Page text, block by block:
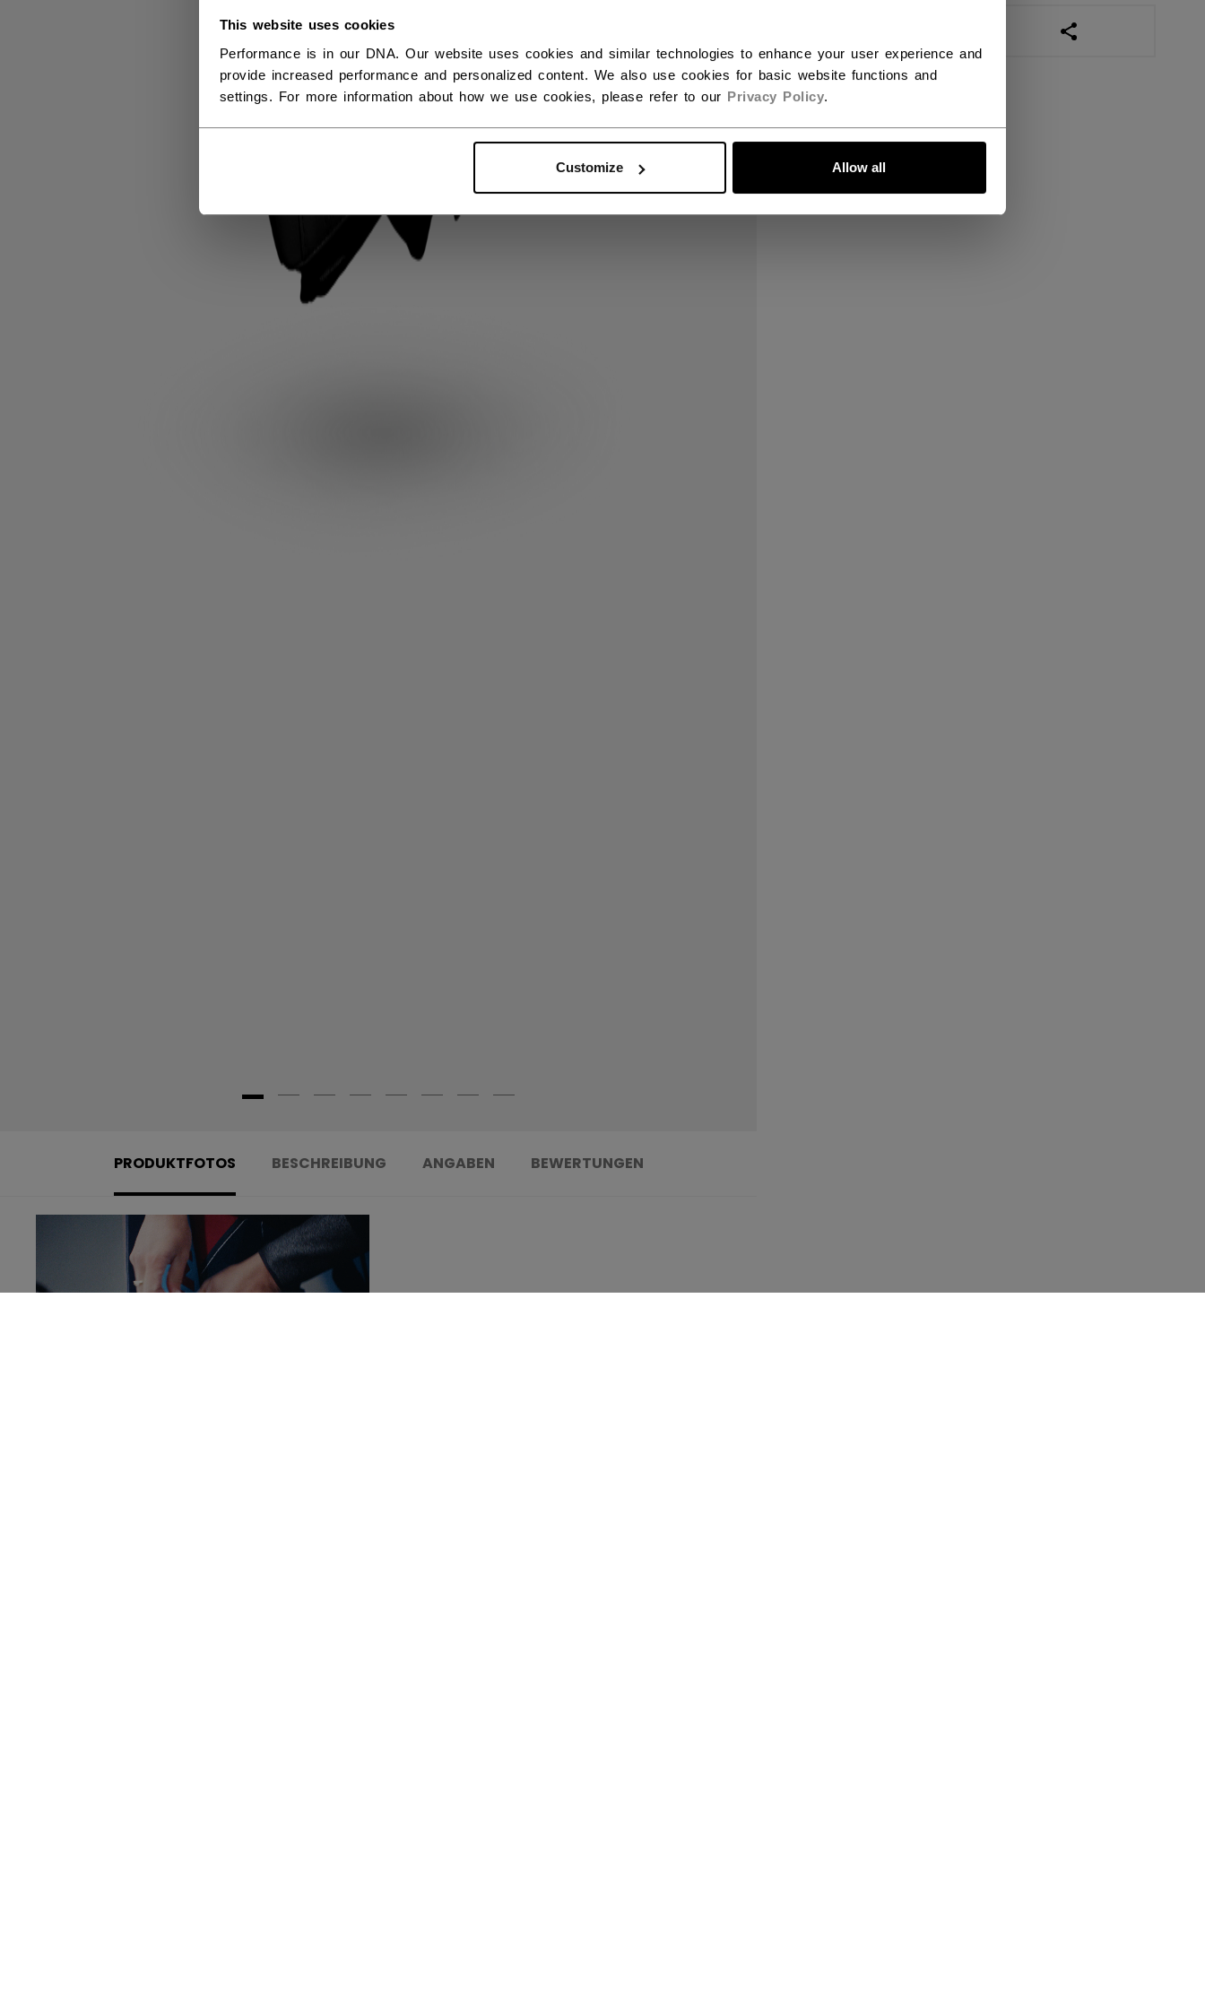
This website uses cookies
Performance is in our DNA. Our website uses cookies and similar technologies to enhance your user experience and
provide increased performance and personalized content. We also use cookies for basic website functions and
settings. For more information about how we use cookies, please refer to our Privacy Policy.
Customize Allow all
LINKS ZUM TEILEN
PRODUKTFOTOS BESCHREIBUNG ANGABEN BEWERTUNGEN